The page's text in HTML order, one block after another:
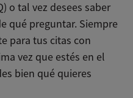
o tal vez desees saber
qué preguntar. Siempre
para tus citas con
vez que estés en el
bien qué quieres